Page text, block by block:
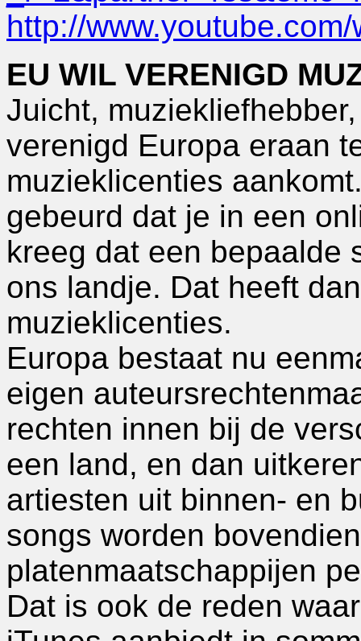
http://
EU WIL VERENIGD
Juicht,
verenigd Europa eraan
muzieklicenties
gebeurd dat je in een
kreeg dat een bepaalde
ons landje. Dat heeft
muzieklicenties.
Europa bestaat nu
eigen
rechten innen bij de
een land, en dan
artiesten uit binnen- en
songs worden
platenmaatschappijen
Dat is ook de reden